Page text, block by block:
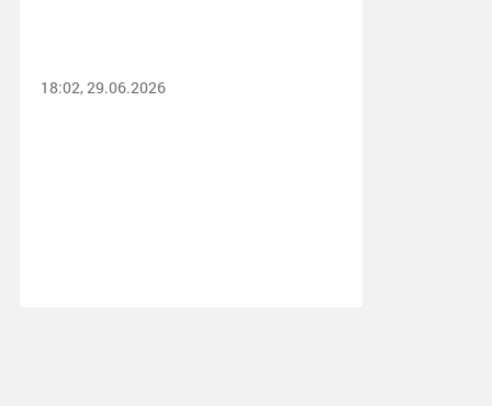
18:02, 29.06.2026